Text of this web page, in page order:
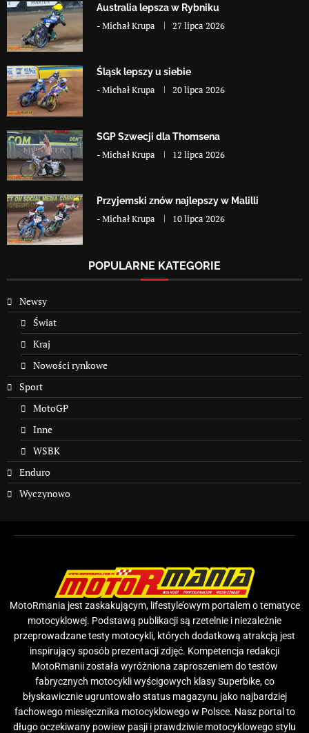
Australia lepsza w Rybniku
-Michał Krupa 27 lipca 2026
Śląsk lepszy u siebie
-Michał Krupa 20 lipca 2026
SGP Szwecji dla Thomsena
-Michał Krupa 12 lipca 2026
Przyjemski znów najlepszy w Malilli
-Michał Krupa 10 lipca 2026
POPULARNE KATEGORIE
Newsy
Świat
Kraj
Nowości rynkowe
Sport
MotoGP
Inne
WSBK
Enduro
Wyczynowo
MotoRmania jest zaskakującym, lifestyle’owym portalem o tematyce
motocyklowej. Podstawą publikacji są rzetelnie i niezależnie
przeprowadzane testy motocykli, których dodatkową atrakcją jest
inspirujący sposób prezentacji zdjęć. Kompetencja redakcji
MotoRmanii została wyróżniona zaproszeniem do testów
fabrycznych motocykli wyścigowych klasy Superbike, co
błyskawicznie ugruntowało status magazynu jako najbardziej
fachowego miesięcznika motocyklowego w Polsce. Nasz portal to
długo oczekiwany powiew pasji i prawdziwie motocyklowego stylu